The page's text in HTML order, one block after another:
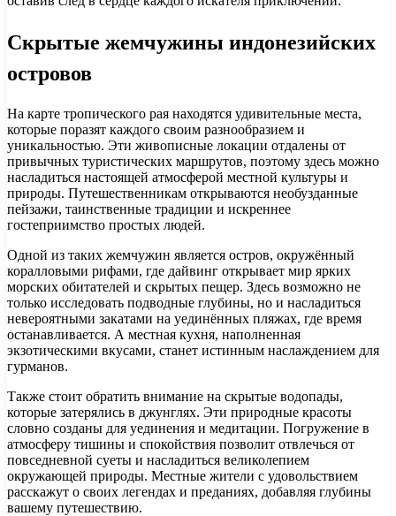
Скрытые жемчужины индонезийских
островов
На карте тропического рая находятся удивительные места,
которые поразят каждого своим разнообразием и
уникальностью. Эти живописные локации отдалены от
привычных туристических маршрутов, поэтому здесь можно
насладиться настоящей атмосферой местной культуры и
природы. Путешественникам открываются необузданные
пейзажи, таинственные традиции и искреннее
гостеприимство простых людей.
Одной из таких жемчужин является остров, окружённый
коралловыми рифами, где дайвинг открывает мир ярких
морских обитателей и скрытых пещер. Здесь возможно не
только исследовать подводные глубины, но и насладиться
невероятными закатами на уединённых пляжах, где время
останавливается. А местная кухня, наполненная
экзотическими вкусами, станет истинным наслаждением для
гурманов.
Также стоит обратить внимание на скрытые водопады,
которые затерялись в джунглях. Эти природные красоты
словно созданы для уединения и медитации. Погружение в
атмосферу тишины и спокойствия позволит отвлечься от
повседневной суеты и насладиться великолепием
окружающей природы. Местные жители с удовольствием
расскажут о своих легендах и преданиях, добавляя глубины
вашему путешествию.